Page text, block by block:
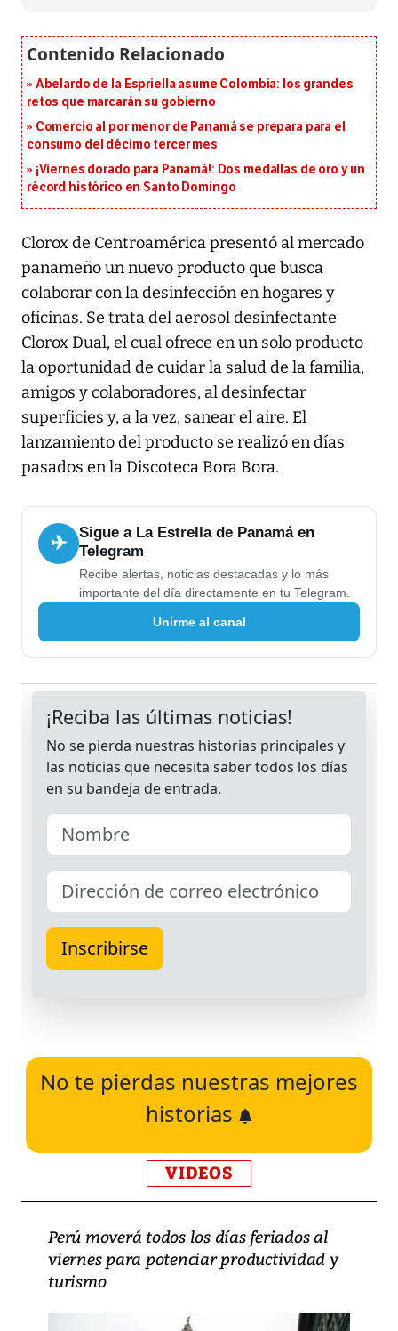
Abelardo de la Espriella asume Colombia: los grandes
retos que marcarán su gobierno
Comercio al por menor de Panamá se prepara para el
consumo del décimo tercer mes
¡Viernes dorado para Panamá!: Dos medallas de oro y un
récord histórico en Santo Domingo
Clorox de Centroamérica presentó al mercado
panameño un nuevo producto que busca
colaborar con la desinfección en hogares y
oficinas. Se trata del aerosol desinfectante
Clorox Dual, el cual ofrece en un solo producto
la oportunidad de cuidar la salud de la familia,
amigos y colaboradores, al desinfectar
superficies y, a la vez, sanear el aire. El
lanzamiento del producto se realizó en días
pasados en la Discoteca Bora Bora.
✈
Sigue a La Estrella de Panamá en
Telegram
Recibe alertas, noticias destacadas y lo más
importante del día directamente en tu Telegram.
Unirme al canal
No te pierdas nuestras mejores
historias
VIDEOS
Perú moverá todos los días feriados al
viernes para potenciar productividad y
turismo